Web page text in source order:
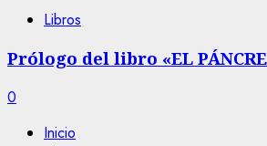
Libros
Prólogo del libro «EL
0
Inicio